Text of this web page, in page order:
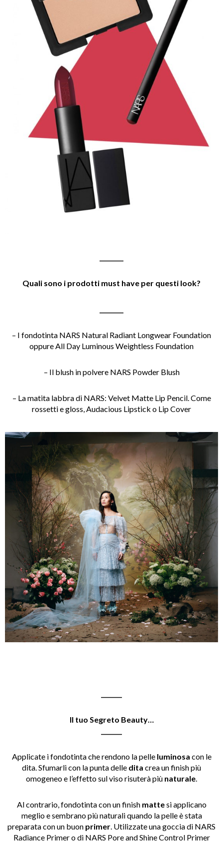
Quali sono i prodotti must have per questi look?
– I fondotinta NARS Natural Radiant Longwear Foundation
oppure All Day Luminous Weightless Foundation
– Il blush in polvere NARS Powder Blush
– La matita labbra di NARS: Velvet Matte Lip Pencil. Come
rossetti e gloss, Audacious Lipstick o Lip Cover
Il tuo Segreto Beauty…
Applicate i fondotinta che rendono la pelle luminosa con le
dita. Sfumarli con la punta delle dita crea un finish più
omogeneo e l’effetto sul viso risuterà più naturale.
Al contrario, fondotinta con un finish mattesi applicano
meglio e sembrano più naturali quando la pelle è stata
preparata con un buon primer. Utilizzate una goccia di NARS
Radiance Primer o di NARS Pore and Shine Control Primer